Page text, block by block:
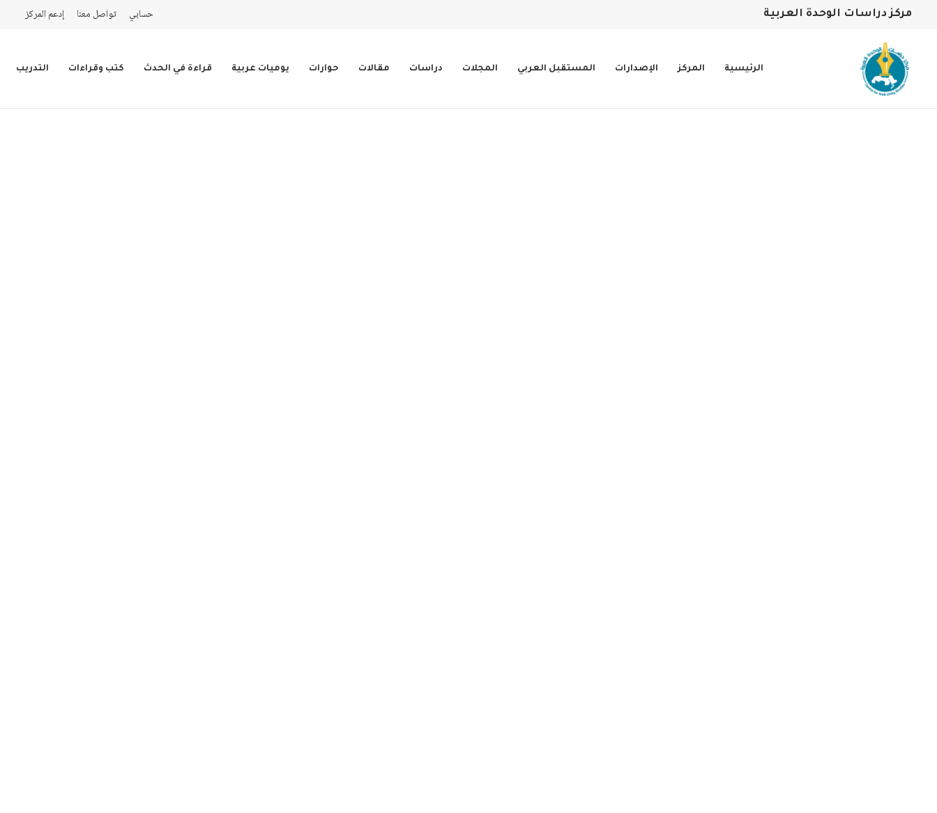
مركز دراسات الوحدة العربية حسابي تواصل معنا إدعم المركز
الرئيسية المركز الإصدارات المستقبل العربي المجلات دراسات مقالات حوارات يوميات عربية قراءة في الحدث كتب وقراءات التدريب